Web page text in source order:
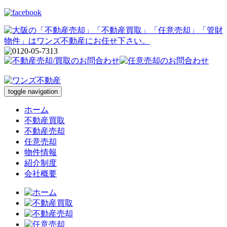
toggle navigation
ホーム
不動産買取
不動産売却
任意売却
物件情報
紹介制度
会社概要